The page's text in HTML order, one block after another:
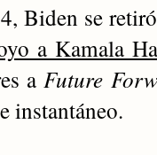
Biden se
a Kamala
a Future
instantáneo.